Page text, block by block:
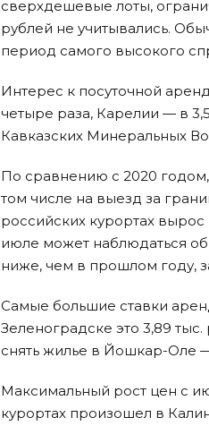
сверхдешевые лоты,
рублей не учитывались.
период самого высокого
Интерес к посуточной
четыре раза, Карелии — в
Кавказских Минеральных
По сравнению с 2020
том числе на выезд за
российских курортах
июле может наблюдаться
ниже, чем в прошлом году,
Самые большие ставки
Зеленоградске это 3,89
снять жилье в Йошкар-Оле —
Максимальный рост цен с
курортах произошел в